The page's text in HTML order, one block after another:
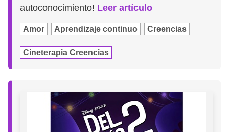
autoconocimiento! Leer artículo
Amor Aprendizaje continuo Creencias
Cineterapia Creencias